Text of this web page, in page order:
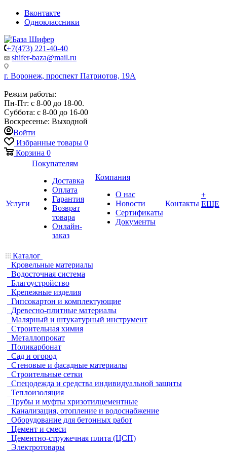
Вконтакте
Одноклассники
+7(473) 221-40-40
shifer-baza@mail.ru
г. Воронеж, проспект Патриотов, 19А
Режим работы:
Пн-Пт: с 8-00 до 18-00.
Суббота: с 8-00 до 16-00
Воскресенье: Выходной
Войти
Избранные товары 0
Корзина 0
Услуги
Покупателям
Доставка
Оплата
Гарантия
Возврат
товара
Онлайн-
заказ
Компания
О нас
Новости
Сертификаты
Документы
Контакты
+
ЕЩЕ
Каталог
Кровельные материалы
Водосточная система
Благоустройство
Крепежные изделия
Гипсокартон и комплектующие
Древесно-плитные материалы
Малярный и штукатурный инструмент
Строительная химия
Металлопрокат
Поликарбонат
Сад и огород
Стеновые и фасадные материалы
Строительные сетки
Спецодежда и средства индивидуальной защиты
Теплоизоляция
Трубы и муфты хризотилцементные
Канализация, отопление и водоснабжение
Оборудование для бетонных работ
Цемент и смеси
Цементно-стружечная плита (ЦСП)
Электротовары